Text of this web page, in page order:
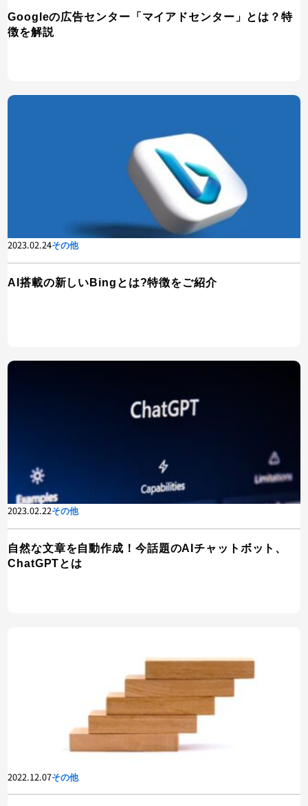
Googleの広告センター「マイアドセンター」とは？特
徴を解説
2023.02.24その他
AI搭載の新しいBingとは?特徴をご紹介
2023.02.22その他
自然な文章を自動作成！今話題のAIチャットボット、
ChatGPTとは
2022.12.07その他